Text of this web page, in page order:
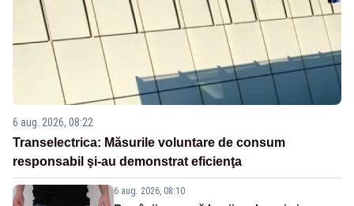
6 aug. 2026, 08:22
Transelectrica: Măsurile voluntare de consum
responsabil şi-au demonstrat eficienţa
6 aug. 2026, 08:10